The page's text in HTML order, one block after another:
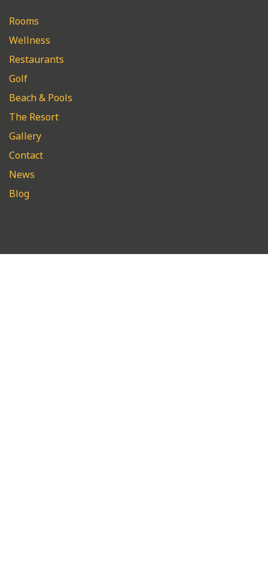
Rooms
Wellness
Restaurants
Golf
Beach & Pools
The Resort
Gallery
Contact
News
Blog